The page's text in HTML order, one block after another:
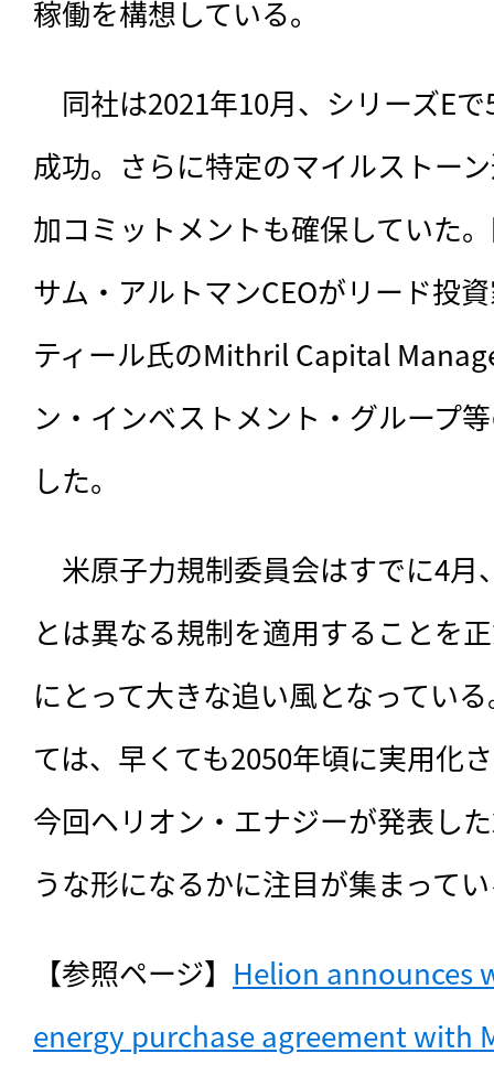
稼働を構想している。
同社は2021年10月、シリーズE
成功。さらに特定のマイルストー
加コミットメントも確保していた
サム・アルトマンCEOがリード投
ティール氏のMithril Capital
ン・インベストメント・グループ
した。
米原子力規制委員会はすでに4月
とは異なる規制を適用することを
にとって大きな追い風となってい
ては、早くても2050年頃に実用化
今回ヘリオン・エナジーが発表し
うな形になるかに注目が集まって
【参照ページ】 Helion announces
energy purchase agreement with